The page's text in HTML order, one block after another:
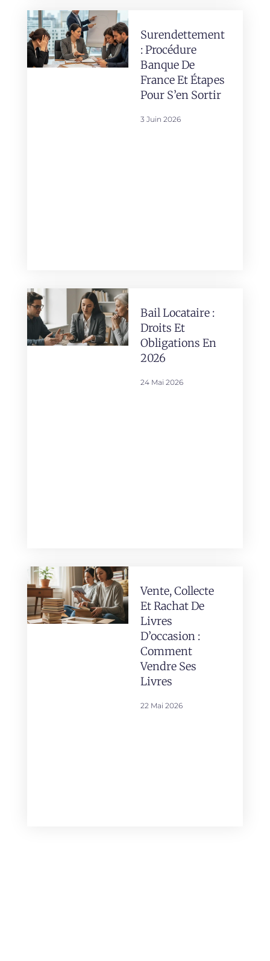
Surendettement
: Procédure
Banque De
France Et Étapes
Pour S’en Sortir
3 Juin 2026
Bail Locataire :
Droits Et
Obligations En
2026
24 Mai 2026
Vente, Collecte
Et Rachat De
Livres
D’occasion :
Comment
Vendre Ses
Livres
22 Mai 2026